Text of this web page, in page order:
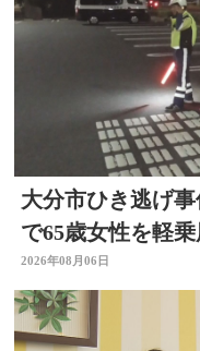
大分市ひき逃げ
で65歳女性を軽
た疑い
2026年08月06日